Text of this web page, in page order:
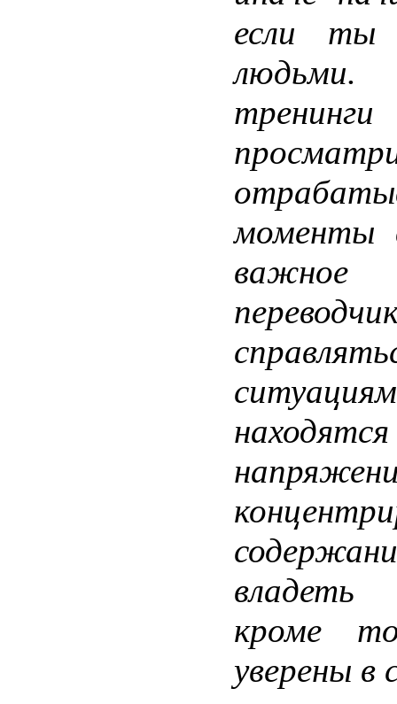
если ты
моменты
владеть
кроме
уверены в